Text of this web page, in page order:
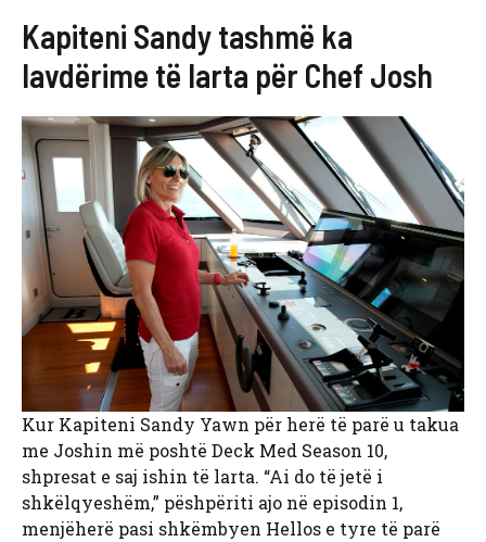
Kapiteni Sandy tashmë ka
lavdërime të larta për Chef Josh
Kur Kapiteni Sandy Yawn për herë të parë u takua
me Joshin më poshtë Deck Med Season 10,
shpresat e saj ishin të larta. “Ai do të jetë i
shkëlqyeshëm,” pëshpëriti ajo në episodin 1,
menjëherë pasi shkëmbyen Hellos e tyre të parë